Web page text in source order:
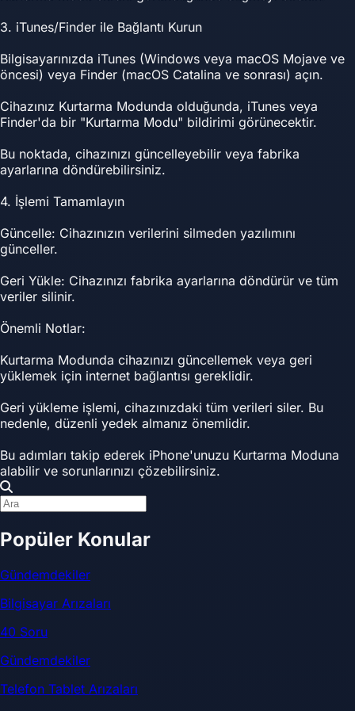
3. iTunes/Finder ile Bağlantı Kurun
Bilgisayarınızda iTunes (Windows veya macOS Mojave ve
öncesi) veya Finder (macOS Catalina ve sonrası) açın.
Cihazınız Kurtarma Modunda olduğunda, iTunes veya
Finder'da bir "Kurtarma Modu" bildirimi görünecektir.
Bu noktada, cihazınızı güncelleyebilir veya fabrika
ayarlarına döndürebilirsiniz.
4. İşlemi Tamamlayın
Güncelle: Cihazınızın verilerini silmeden yazılımını
günceller.
Geri Yükle: Cihazınızı fabrika ayarlarına döndürür ve tüm
veriler silinir.
Önemli Notlar:
Kurtarma Modunda cihazınızı güncellemek veya geri
yüklemek için internet bağlantısı gereklidir.
Geri yükleme işlemi, cihazınızdaki tüm verileri siler. Bu
nedenle, düzenli yedek almanız önemlidir.
Bu adımları takip ederek iPhone'unuzu Kurtarma Moduna
alabilir ve sorunlarınızı çözebilirsiniz.
Popüler Konular
Gündemdekiler
Bilgisayar Arızaları
40 Soru
Gündemdekiler
Telefon Tablet Arızaları